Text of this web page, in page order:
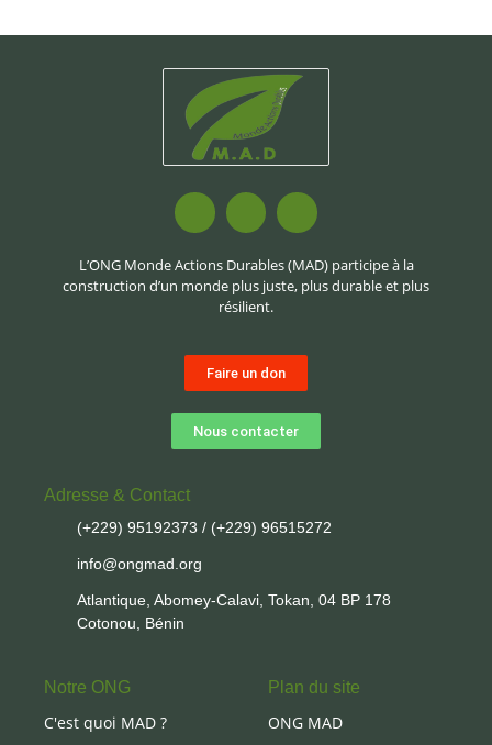
L’ONG Monde Actions Durables (MAD) participe à la
construction d’un monde plus juste, plus durable et plus
résilient.
Faire un don
Nous contacter
Adresse & Contact
(+229) 95192373 / (+229) 96515272
info@ongmad.org
Atlantique, Abomey-Calavi, Tokan, 04 BP 178
Cotonou, Bénin
Notre ONG
C'est quoi MAD ?
Plan du site
ONG MAD